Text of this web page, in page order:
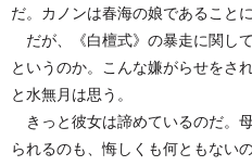
だ。カノンは春海の娘であること
だが、《白檀式》の暴走に関し
というのか。こんな嫌がらせをさ
と水無月は思う。
きっと彼女は諦めているのだ。
られるのも、悔しくも何ともない